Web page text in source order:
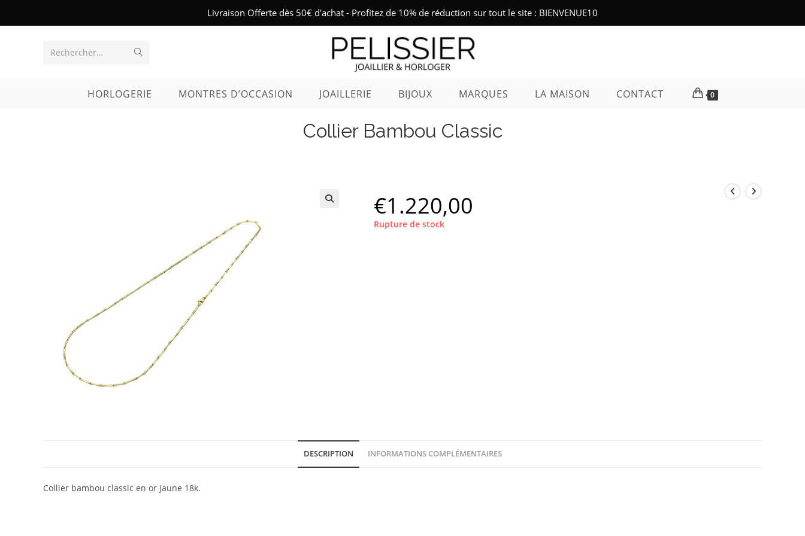
Livraison Offerte dès 50€ d'achat - Profitez de 10% de réduction sur tout le site : BIENVENUE10
Rechercher…
recherche
HORLOGERIE MONTRES D’OCCASION JOAILLERIE BIJOUX MARQUES LA MAISON CONTACT 0
Collier Bambou Classic
€1.220,00
Rupture de stock
DESCRIPTION INFORMATIONS COMPLÉMENTAIRES
Collier bambou classic en or jaune 18k.